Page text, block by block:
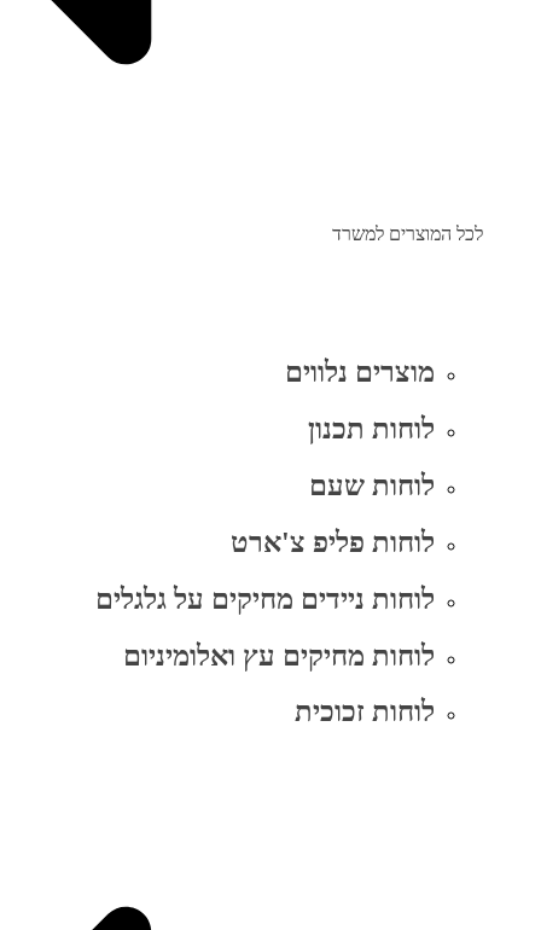
לכל המוצרים למשרד
מוצרים נלווים
לוחות תכנון
לוחות שעם
לוחות פליפ צ'ארט
לוחות ניידים מחיקים על גלגלים
לוחות מחיקים עץ ואלומיניום
לוחות זכוכית